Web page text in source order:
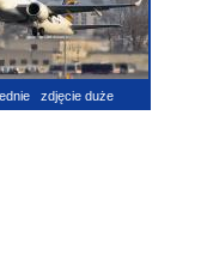
zdjęcie duże